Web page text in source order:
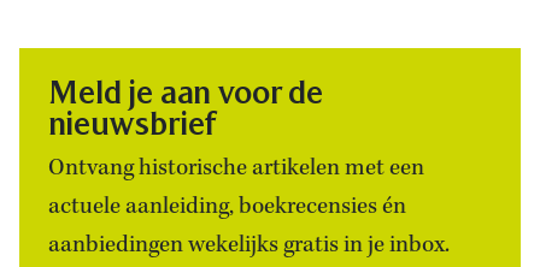
Meld je aan voor de
nieuwsbrief
Ontvang historische artikelen met een
actuele aanleiding, boekrecensies én
aanbiedingen wekelijks gratis in je inbox.